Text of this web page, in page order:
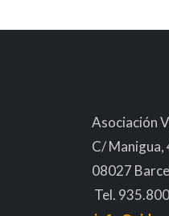
Asociación
C/ Manigua,
08027
Tel.